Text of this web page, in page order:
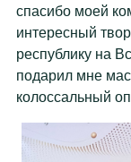
спасибо моей
интересный
республику на
подарил мне
колоссальный